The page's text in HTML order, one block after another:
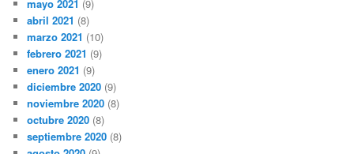
mayo 2021 (9)
abril 2021 (8)
marzo 2021 (10)
febrero 2021 (9)
enero 2021 (9)
diciembre 2020 (9)
noviembre 2020 (8)
octubre 2020 (8)
septiembre 2020 (8)